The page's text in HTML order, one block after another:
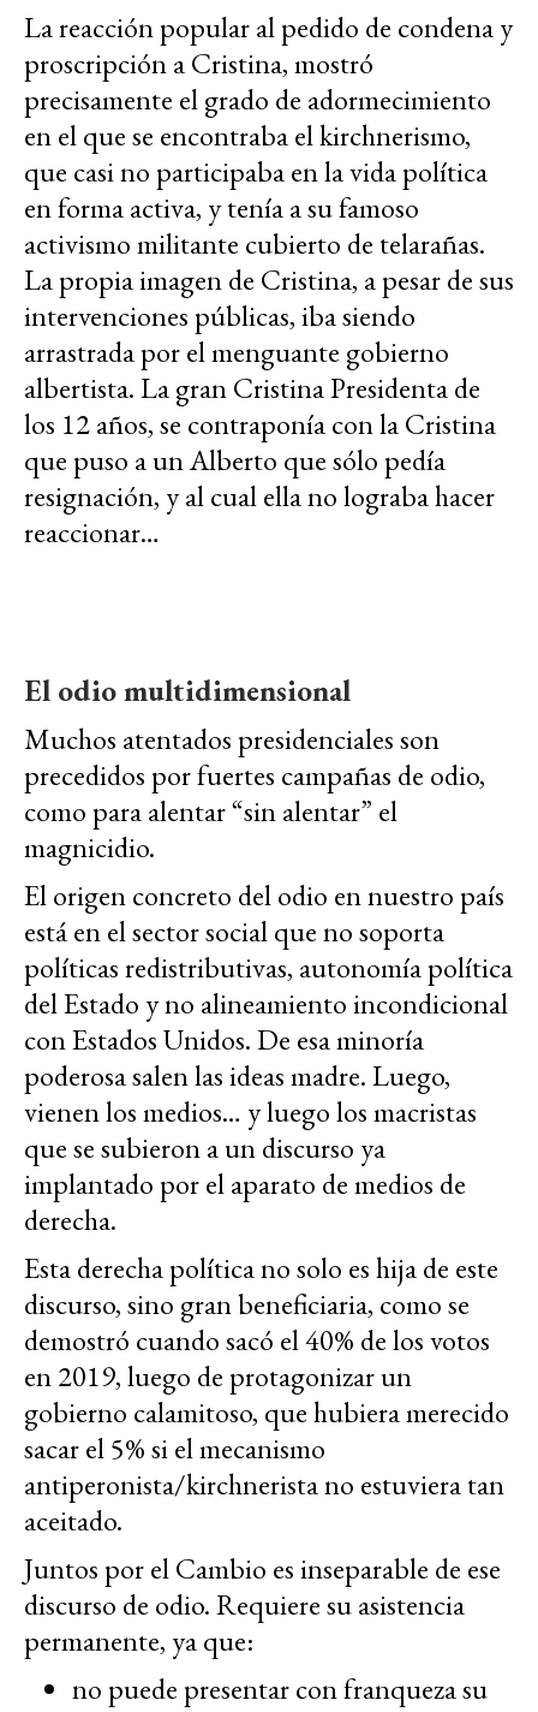
La reacción popular al pedido de condena y
proscripción a Cristina, mostró
precisamente el grado de adormecimiento
en el que se encontraba el kirchnerismo,
que casi no participaba en la vida política
en forma activa, y tenía a su famoso
activismo militante cubierto de telarañas.
La propia imagen de Cristina, a pesar de sus
intervenciones públicas, iba siendo
arrastrada por el menguante gobierno
albertista. La gran Cristina Presidenta de
los 12 años, se contraponía con la Cristina
que puso a un Alberto que sólo pedía
resignación, y al cual ella no lograba hacer
reaccionar…
El odio multidimensional
Muchos atentados presidenciales son
precedidos por fuertes campañas de odio,
como para alentar “sin alentar” el
magnicidio.
El origen concreto del odio en nuestro país
está en el sector social que no soporta
políticas redistributivas, autonomía política
del Estado y no alineamiento incondicional
con Estados Unidos. De esa minoría
poderosa salen las ideas madre. Luego,
vienen los medios… y luego los macristas
que se subieron a un discurso ya
implantado por el aparato de medios de
derecha.
Esta derecha política no solo es hija de este
discurso, sino gran beneficiaria, como se
demostró cuando sacó el 40% de los votos
en 2019, luego de protagonizar un
gobierno calamitoso, que hubiera merecido
sacar el 5% si el mecanismo
antiperonista/kirchnerista no estuviera tan
aceitado.
Juntos por el Cambio es inseparable de ese
discurso de odio. Requiere su asistencia
permanente, ya que:
no puede presentar con franqueza su